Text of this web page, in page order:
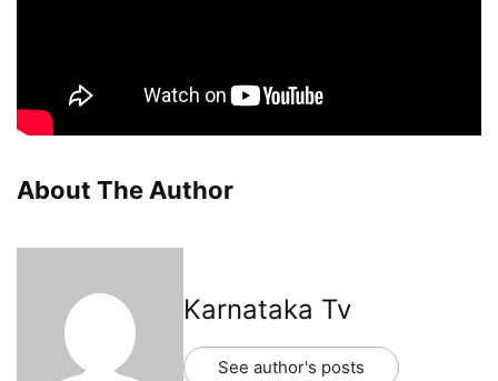
About The Author
Karnataka Tv
See author's posts